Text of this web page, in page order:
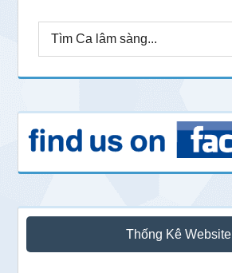
Thống Kê Website